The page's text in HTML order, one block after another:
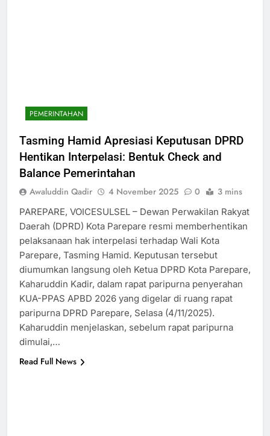
PEMERINTAHAN
Tasming Hamid Apresiasi Keputusan DPRD
Hentikan Interpelasi: Bentuk Check and
Balance Pemerintahan
Awaluddin Qadir 4 November 2025 0 3 mins
PAREPARE, VOICESULSEL – Dewan Perwakilan Rakyat
Daerah (DPRD) Kota Parepare resmi memberhentikan
pelaksanaan hak interpelasi terhadap Wali Kota
Parepare, Tasming Hamid. Keputusan tersebut
diumumkan langsung oleh Ketua DPRD Kota Parepare,
Kaharuddin Kadir, dalam rapat paripurna penyerahan
KUA-PPAS APBD 2026 yang digelar di ruang rapat
paripurna DPRD Parepare, Selasa (4/11/2025).
Kaharuddin menjelaskan, sebelum rapat paripurna
dimulai,…
Read Full News